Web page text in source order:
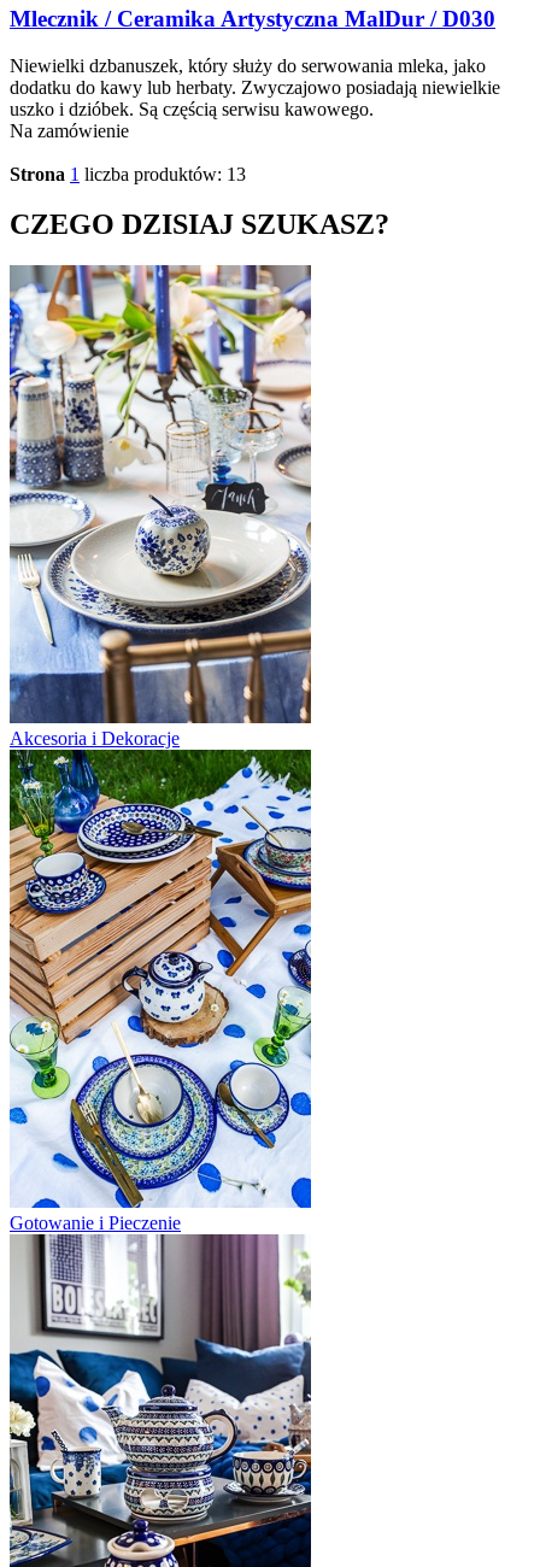
Mlecznik / Ceramika Artystyczna MalDur / D030
Niewielki dzbanuszek, który służy do serwowania mleka, jako
dodatku do kawy lub herbaty. Zwyczajowo posiadają niewielkie
uszko i dzióbek. Są częścią serwisu kawowego.
Na zamówienie
Strona 1 liczba produktów: 13
CZEGO DZISIAJ SZUKASZ?
Akcesoria i Dekoracje
Gotowanie i Pieczenie